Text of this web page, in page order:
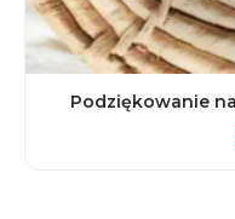
Podziękowanie